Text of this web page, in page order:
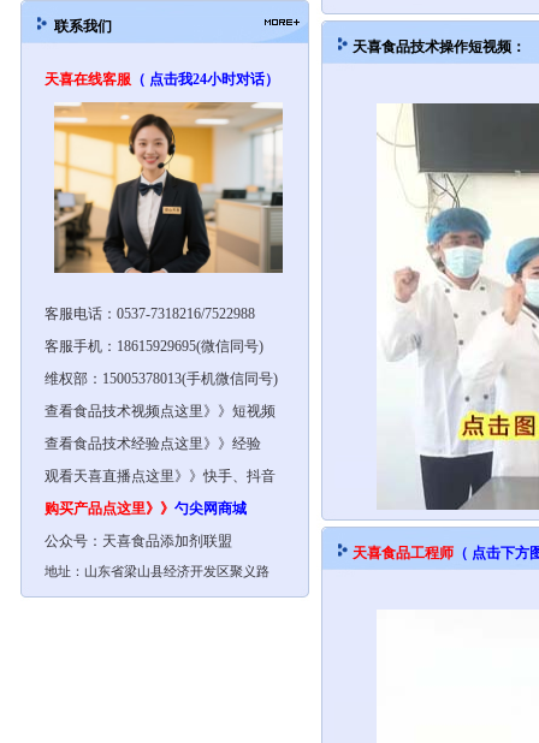
联系我们
天喜在线客服 （ 点击我24小时对话）
客服电话：0537-7318216/7522988
客服手机：18615929695(微信同号)
维权部：15005378013(手机微信同号)
查看食品技术视频点这里》》短视频
查看食品技术经验点这里》》经验
观看天喜直播点这里》》快手、抖音
购买产品点这里》》 勺尖网商城
公众号： 天喜食品添加剂联盟
地址：山东省梁山县经济开发区聚义路
天喜食品技术操作短视
天喜食品工程师 （ 点击下